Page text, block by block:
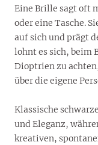
Eine Brille sagt oft
oder eine Tasche.
auf sich und prägt
lohnt es sich, beim
Dioptrien zu
über die eigene
Klassische
und Eleganz,
kreativen,